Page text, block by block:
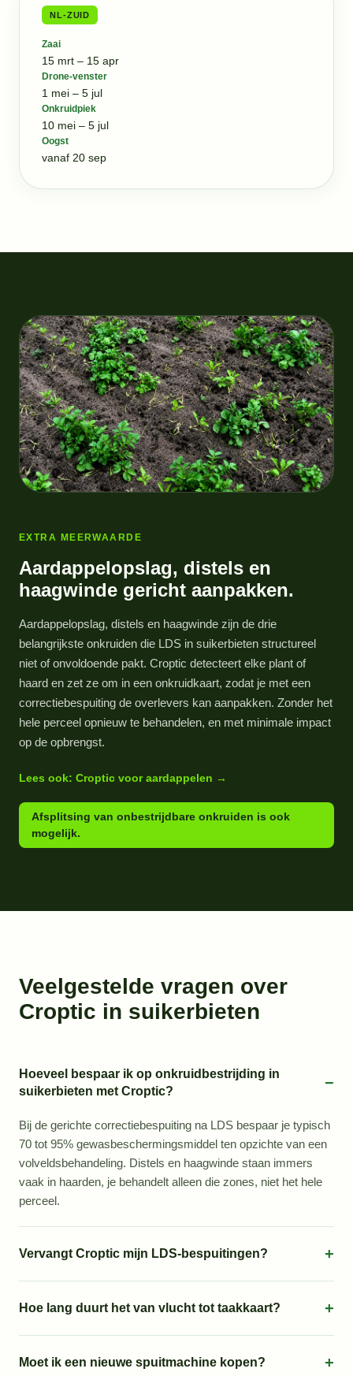
NL-ZUID
Zaai
15 mrt – 15 apr
Drone-venster
1 mei – 5 jul
Onkruidpiek
10 mei – 5 jul
Oogst
vanaf 20 sep
EXTRA MEERWAARDE
Aardappelopslag, distels en
haagwinde gericht aanpakken.
Aardappelopslag, distels en haagwinde zijn de drie
belangrijkste onkruiden die LDS in suikerbieten structureel
niet of onvoldoende pakt. Croptic detecteert elke plant of
haard en zet ze om in een onkruidkaart, zodat je met een
correctiebespuiting de overlevers kan aanpakken. Zonder het
hele perceel opnieuw te behandelen, en met minimale impact
op de opbrengst.
Lees ook: Croptic voor aardappelen →
Afsplitsing van onbestrijdbare onkruiden is ook
mogelijk.
Veelgestelde vragen over
Croptic in suikerbieten
Hoeveel bespaar ik op onkruidbestrijding in
suikerbieten met Croptic?
−
Bij de gerichte correctiebespuiting na LDS bespaar je typisch
70 tot 95% gewasbeschermingsmiddel ten opzichte van een
volveldsbehandeling. Distels en haagwinde staan immers
vaak in haarden, je behandelt alleen die zones, niet het hele
perceel.
Vervangt Croptic mijn LDS-bespuitingen? +
Hoe lang duurt het van vlucht tot taakkaart? +
Moet ik een nieuwe spuitmachine kopen? +